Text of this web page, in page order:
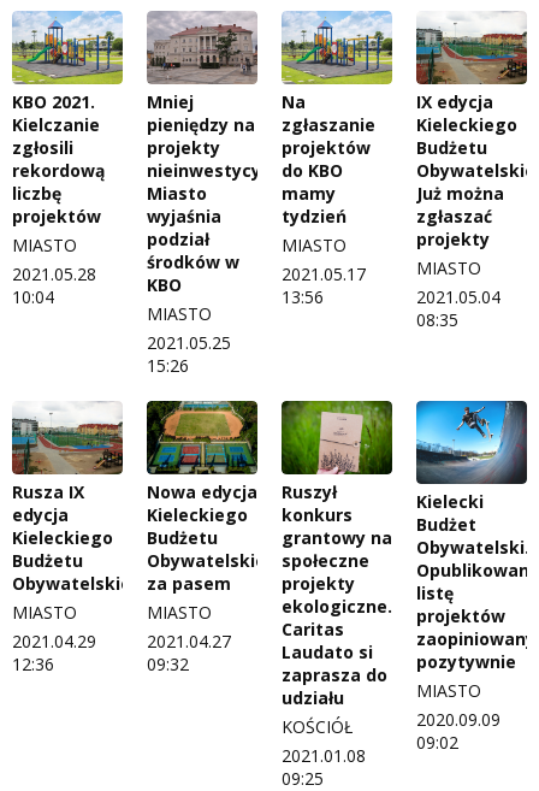
KBO 2021.
Kielczanie
zgłosili
rekordową
liczbę
projektów
MIASTO
2021.05.28
10:04
Mniej
pieniędzy na
projekty
nieinwestycyjne.
Miasto
wyjaśnia
podział
środków w
KBO
MIASTO
2021.05.25
15:26
Na
zgłaszanie
projektów
do KBO
mamy
tydzień
MIASTO
2021.05.17
13:56
IX edycja
Kieleckiego
Budżetu
Już można
zgłaszać
projekty
MIASTO
2021.05.04
08:35
Rusza IX
edycja
Kieleckiego
Budżetu
Obywatelskiego
MIASTO
2021.04.29
12:36
Nowa edycja
Kieleckiego
Budżetu
Obywatelskiego
za pasem
MIASTO
2021.04.27
09:32
Ruszył
konkurs
grantowy na
społeczne
projekty
ekologiczne.
Caritas
Laudato si
zaprasza do
udziału
KOŚCIÓŁ
2021.01.08
09:25
Kielecki
Budżet
Obywatelski.
Opublikowano
listę
projektów
pozytywnie
MIASTO
2020.09.09
09:02